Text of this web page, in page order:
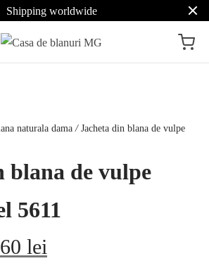
Shipping worldwide
naturala dama /Jacheta din blana de vulpe
blana de vulpe
5611
lei